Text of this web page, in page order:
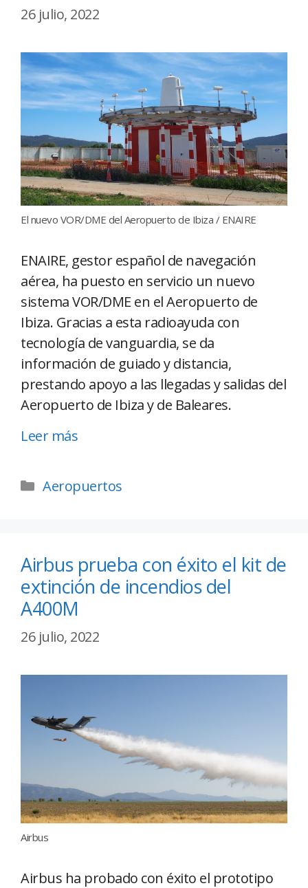
26 julio, 2022
El nuevo VOR/DME del Aeropuerto de Ibiza / ENAIRE
ENAIRE, gestor español de navegación
aérea, ha puesto en servicio un nuevo
sistema VOR/DME en el Aeropuerto de
Ibiza. Gracias a esta radioayuda con
tecnología de vanguardia, se da
información de guiado y distancia,
prestando apoyo a las llegadas y salidas del
Aeropuerto de Ibiza y de Baleares.
Leer más
Aeropuertos
Airbus prueba con éxito el kit de
extinción de incendios del
A400M
26 julio, 2022
Airbus
Airbus ha probado con éxito el prototipo